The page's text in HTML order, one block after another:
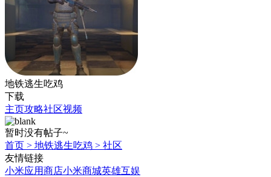
地铁逃生吃鸡
下载
主页攻略社区视频
暂时没有帖子~
首页 > 地铁逃生吃鸡 > 社区
友情链接
小米应用商店小米商城英雄互娱